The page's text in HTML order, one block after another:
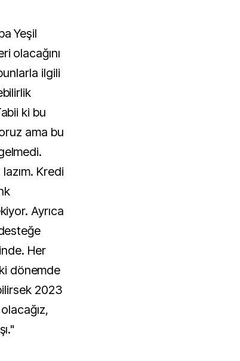
Yeşil
olacağını
ilgili
ki bu
ama bu
Kredi
Ayrıca
Her
dönemde
2023